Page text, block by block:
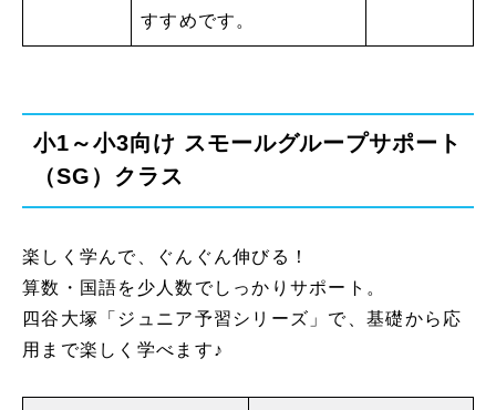
すすめです。
小1～小3向け スモールグループサポート
（SG）クラス
楽しく学んで、ぐんぐん伸びる！
算数・国語を少人数でしっかりサポート。
四谷大塚「ジュニア予習シリーズ」で、基礎から応
用まで楽しく学べます♪